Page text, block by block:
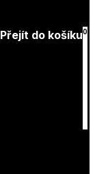
Přejít do košíku0